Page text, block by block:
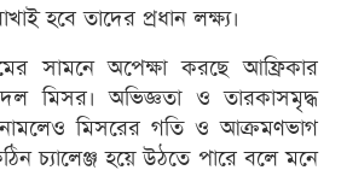
হবে তাদের প্রধান লক্ষ্য।
সামনে অপেক্ষা করছে আফ্রিকার
মিসর। অভিজ্ঞতা ও তারকাসমৃদ্ধ
নামলেও মিসরের গতি ও আক্রমণভাগ
চ্যালেঞ্জ হয়ে উঠতে পারে বলে মনে